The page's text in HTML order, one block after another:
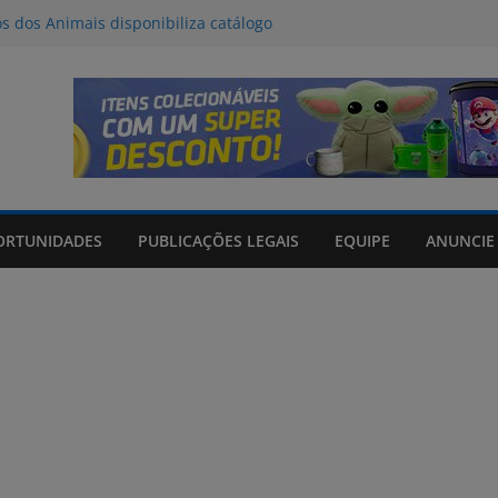
dos Animais disponibiliza catálogo
entre quinta e sexta-feira
Tributo a Raul Seixas no Praça
mateada e shows no Praça Shopping
06/08/2026
PUBLICAÇÕES LEGAIS EQUIPE ANUNCIE